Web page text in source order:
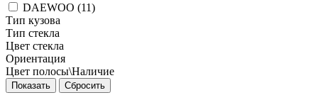
DAEWOO (11)
Тип кузова
Тип стекла
Цвет стекла
Ориентация
Цвет полосы\Наличие
Сбросить